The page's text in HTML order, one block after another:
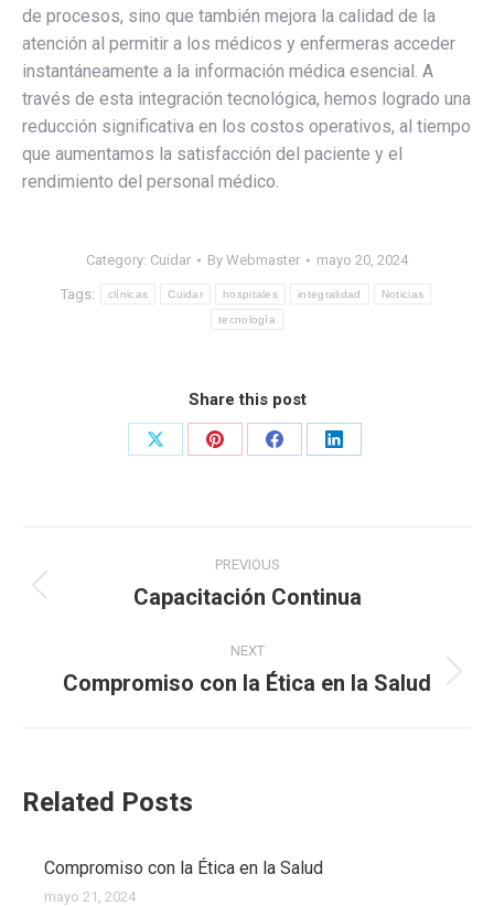
de procesos, sino que también mejora la calidad de la
atención al permitir a los médicos y enfermeras acceder
instantáneamente a la información médica esencial. A
través de esta integración tecnológica, hemos logrado una
reducción significativa en los costos operativos, al tiempo
que aumentamos la satisfacción del paciente y el
rendimiento del personal médico.
Category: Cuidar By Webmaster mayo 20, 2024
Tags: clínicas Cuidar hospitales integralidad Noticias
tecnología
Share this post
Share
Share
Share
Share
navigation
PREVIOUS
Previous
Capacitación Continua
NEXT
Next
Compromiso con la Ética en la Salud
Related Posts
Compromiso con la Ética en la Salud
mayo 21, 2024